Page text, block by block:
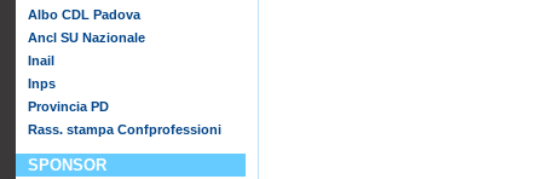
Albo CDL Padova
Ancl SU Nazionale
Inail
Inps
Provincia PD
Rass. stampa Confprofessioni
SPONSOR